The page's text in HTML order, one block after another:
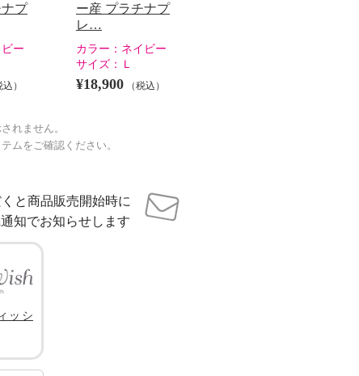
プ
ー
込）
ー産 プラチナプ
レ…
カラー： ネイビー
サイズ：
Ｌ
¥18,900 （税込）
れません。
ムをご確認ください。
と商品販売開始時に
通知でお知らせします
ッシ